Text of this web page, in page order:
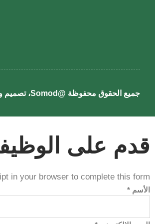
جميع الحقوق محفوظة @Somod، تصميم وتطوير
قدم على
in your browser to complete this form.
الذاتية
الأسم *